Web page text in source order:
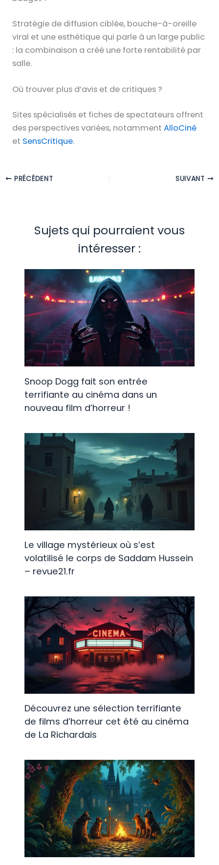
Stratégie de diffusion ciblée, bouche-à-oreille
viral et une esthétique qui parle à un large public
: la combinaison a créé une forte rentabilité par
salle.
Où trouver plus d’avis et de critiques ?
Sites spécialisés et fiches de spectateurs offrent
des perspectives variées, notammentAlloCiné
et SensCritique.
PRÉCÉDENT SUIVANT
Sujets qui pourraient vous
intéresser :
Snoop Dogg fait son entrée
terrifiante au cinéma dans un
nouveau film d’horreur !
Le village mystérieux où s’est
volatilisé le corps de Saddam Hussein
– revue21.fr
Découvrez une sélection terrifiante
de films d’horreur cet été au cinéma
de La Richardais